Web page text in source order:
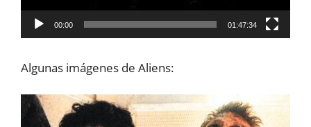
00:00 01:47:34
Algunas imágenes de Aliens: